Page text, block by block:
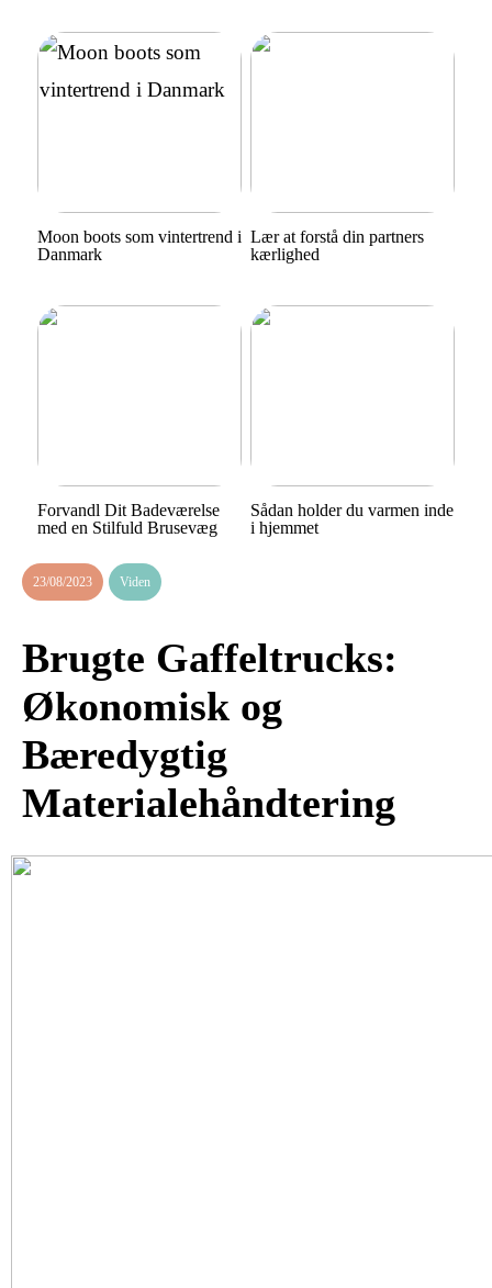
Moon boots som vintertrend i
Danmark
Lær at forstå din partners
kærlighed
Forvandl Dit Badeværelse
med en Stilfuld Brusevæg
Sådan holder du varmen inde
i hjemmet
23/08/2023 Viden
Brugte Gaffeltrucks:
Økonomisk og
Bæredygtig
Materialehåndtering